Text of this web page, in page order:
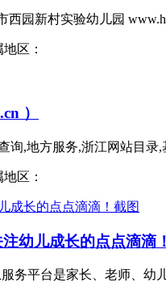
西园新村实验幼儿园
区：
）
询,地方服务,浙江网站目
区：
幼儿成长的点点滴滴
服务平台是家长、老师、